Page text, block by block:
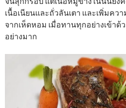
เนื้อเนียนและถั่วลันเตา และเพิ่มคว
จากเห็ดหอม เมื่อทานทุกอย่างเข้าด้
อย่างมาก